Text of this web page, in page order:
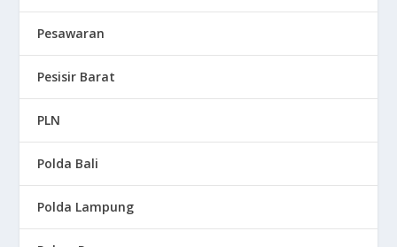
Pesawaran
Pesisir Barat
PLN
Polda Bali
Polda Lampung